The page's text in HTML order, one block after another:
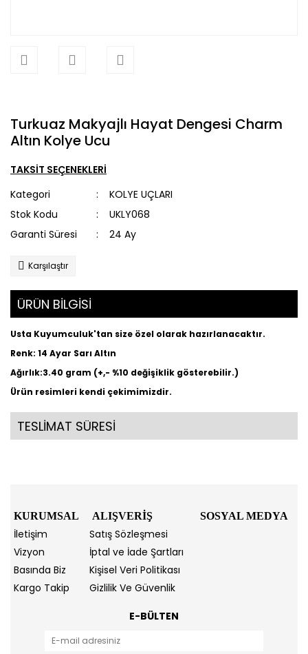
Turkuaz Makyajlı Hayat Dengesi Charm
Altın Kolye Ucu
TAKSİT SEÇENEKLERİ
Kategori
KOLYE UÇLARI
Stok Kodu
UKLY068
Garanti Süresi
24 Ay
Karşılaştır
ÜRÜN BİLGİSİ
Usta Kuyumculuk'tan size özel olarak hazırlanacaktır.
Renk: 14 Ayar Sarı Altın
Ağırlık:3.40 gram (+,- %10 değişiklik gösterebilir.)
Ürün resimleri kendi çekimimizdir.
TESLİMAT SÜRESİ
KURUMSAL ALIŞVERİŞ SOSYAL MEDYA
İletişim
Satış Sözleşmesi
Vizyon
İptal ve İade Şartları
Basında Biz
Kişisel Veri Politikası
Kargo Takip
Gizlilik Ve Güvenlik
E-BÜLTEN